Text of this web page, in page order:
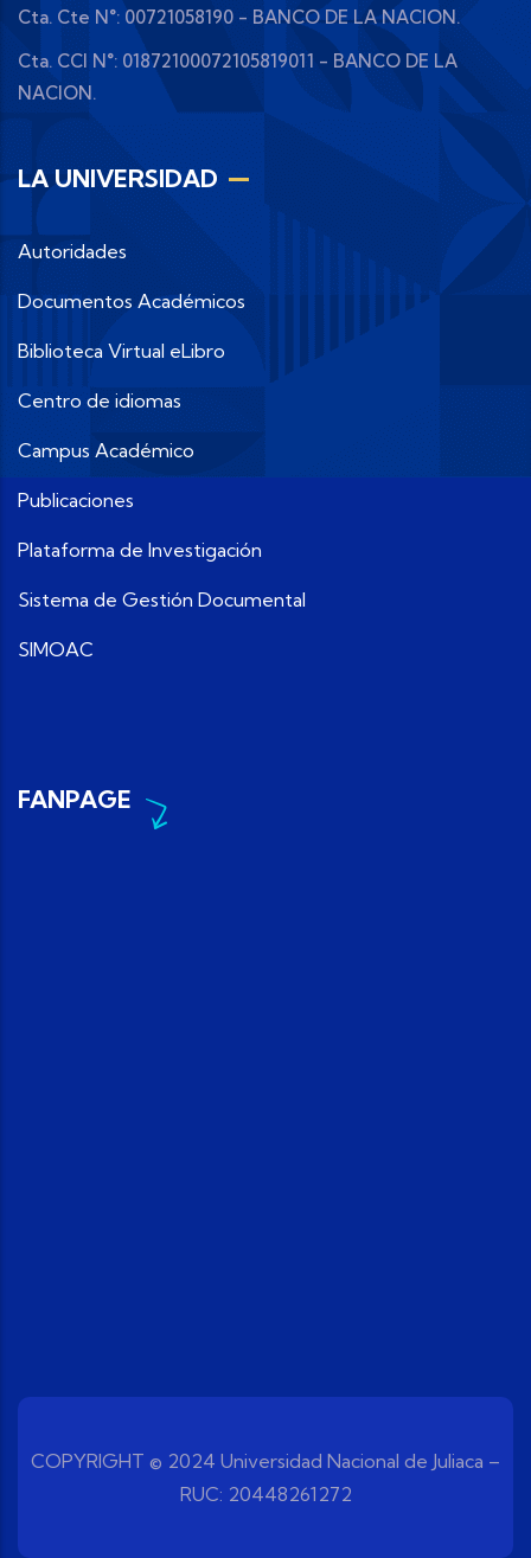
Cta. Cte N°: 00721058190 - BANCO DE LA NACION.
Cta. CCI N°: 01872100072105819011 - BANCO DE LA
NACION.
LA UNIVERSIDAD
Autoridades
Documentos Académicos
Biblioteca Virtual eLibro
Centro de idiomas
Campus Académico
Publicaciones
Plataforma de Investigación
Sistema de Gestión Documental
SIMOAC
FANPAGE
COPYRIGHT © 2024 Universidad Nacional de Juliaca –
RUC: 20448261272